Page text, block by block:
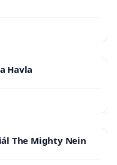
Havla
The Mighty Nein